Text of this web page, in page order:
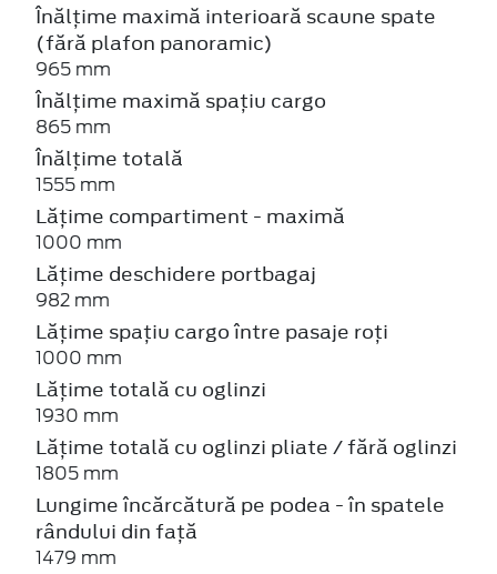
Înălțime maximă interioară scaune spate
(fără plafon panoramic)
965 mm
Înălțime maximă spațiu cargo
865 mm
Înălțime totală
1555 mm
Lățime compartiment - maximă
1000 mm
Lățime deschidere portbagaj
982 mm
Lățime spațiu cargo între pasaje roți
1000 mm
Lățime totală cu oglinzi
1930 mm
Lățime totală cu oglinzi pliate / fără oglinzi
1805 mm
Lungime încărcătură pe podea - în spatele
rândului din față
1479 mm